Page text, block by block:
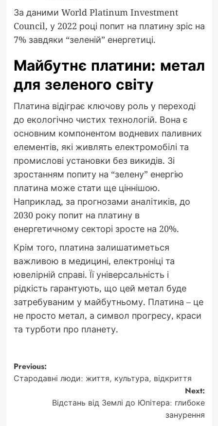
За даними World Platinum Investment
Council, у 2022 році попит на платину зріс на
7% завдяки “зеленій” енергетиці.
Майбутнє платини: метал
для зеленого світу
Платина відіграє ключову роль у переході
до екологічно чистих технологій. Вона є
основним компонентом водневих паливних
елементів, які живлять електромобілі та
промислові установки без викидів. Зі
зростанням попиту на “зелену” енергію
платина може стати ще ціннішою.
Наприклад, за прогнозами аналітиків, до
2030 року попит на платину в
енергетичному секторі зросте на 20%.
Крім того, платина залишатиметься
важливою в медицині, електроніці та
ювелірній справі. Її універсальність і
рідкість гарантують, що цей метал буде
затребуваним у майбутньому. Платина – це
не просто метал, а символ прогресу, краси
та турботи про планету.
Post
navigation
Previous:
Стародавні люди: життя, культура, відкриття
Next:
Відстань від Землі до Юпітера: глибоке
занурення